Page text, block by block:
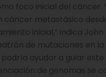
foco inicial del
metastásico
inicial,” indica
de mutaciones en
ayudar a guiar
de genomas se